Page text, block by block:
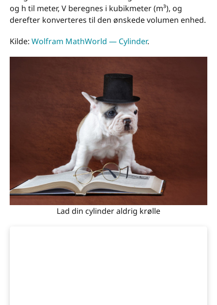
og h til meter, V beregnes i kubikmeter (m³), og
derefter konverteres til den ønskede volumen enhed.
Kilde: Wolfram MathWorld — Cylinder.
Lad din cylinder aldrig krølle